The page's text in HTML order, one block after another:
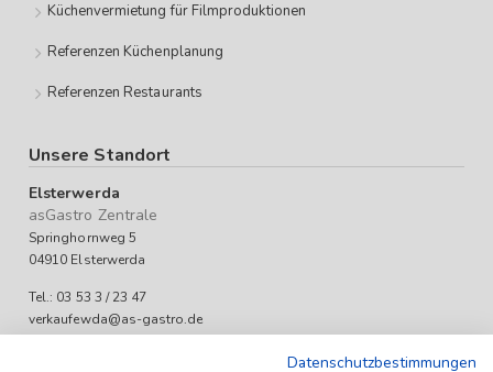
Küchenvermietung für Filmproduktionen
Referenzen Küchenplanung
Referenzen Restaurants
Unsere Standort
Elsterwerda
asGastro Zentrale
Springhornweg 5
04910 Elsterwerda
Tel.: 03 53 3 / 23 47
verkaufewda@as-gastro.de
Datenschutzbestimmungen